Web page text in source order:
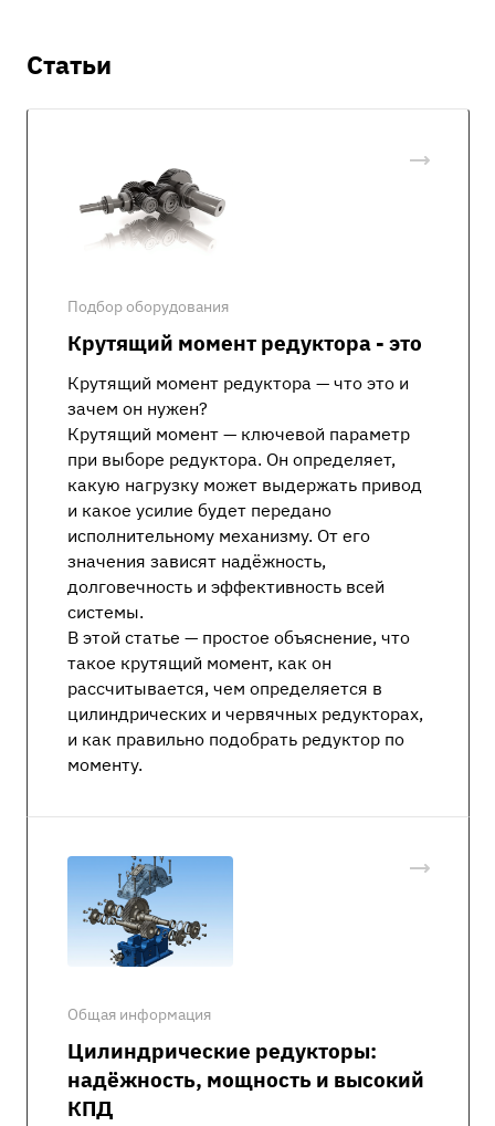
Статьи
Подбор оборудования
Крутящий момент редуктора - это
Крутящий момент редуктора — что это и
зачем он нужен?
Крутящий момент — ключевой параметр
при выборе редуктора. Он определяет,
какую нагрузку может выдержать привод
и какое усилие будет передано
исполнительному механизму. От его
значения зависят надёжность,
долговечность и эффективность всей
системы.
В этой статье — простое объяснение, что
такое крутящий момент, как он
рассчитывается, чем определяется в
цилиндрических и червячных редукторах,
и как правильно подобрать редуктор по
моменту.
Общая информация
Цилиндрические редукторы:
надёжность, мощность и высокий
КПД